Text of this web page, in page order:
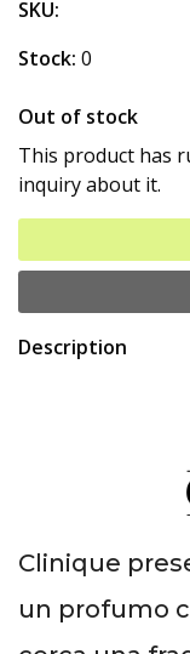
SKU:
Stock: 0
Out of stock
This product has
inquiry about it.
Description
Clinique
un profumo